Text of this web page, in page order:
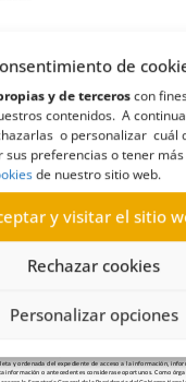
de
y de terceroscon
contenidos. A
o personalizar cuál
sus preferencias o tener
de nuestro sitio web.
y visitar el sitio
Rechazar cookies
Personalizar opciones